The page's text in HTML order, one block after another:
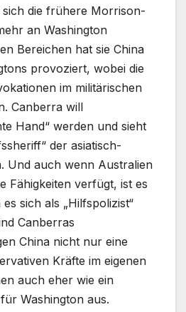
die frühere Morrison-
an Washington
Bereichen hat sie China
provoziert, wobei die
im militärischen
Canberra will
Hand“ werden und sieht
der asiatisch-
Und auch wenn Australien
Fähigkeiten verfügt, ist es
sich als „Hilfspolizist“
Canberras
China nicht nur eine
Kräfte im eigenen
auch eher wie ein
Washington aus.